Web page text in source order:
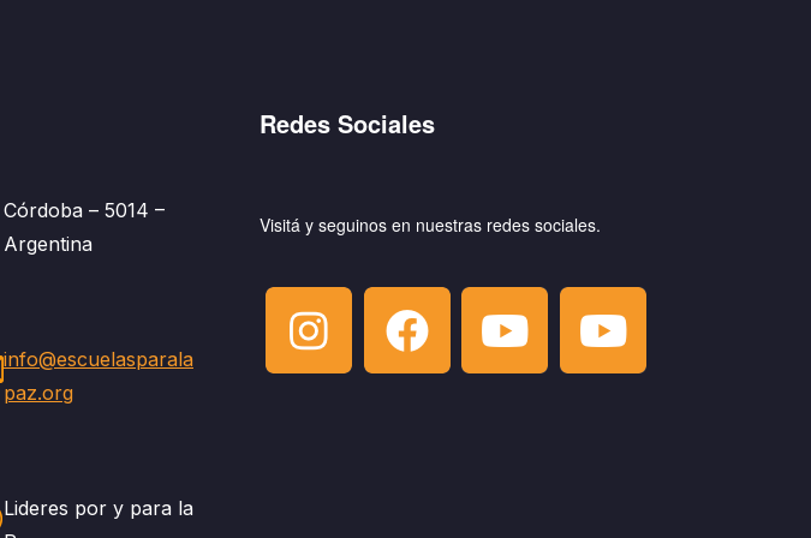
Córdoba – 5014 –
Argentina
info@escuelasparala
paz.org
Lideres por y para la
Redes Sociales
Visitá y seguinos en nuestras redes sociales.